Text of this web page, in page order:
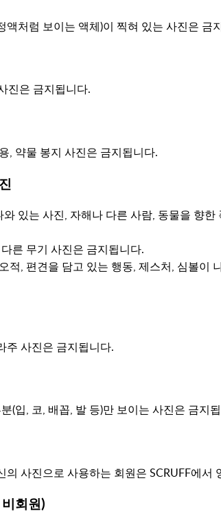
액처럼 보이는 액체)이 찍혀 있는 사진은 금
진은 금지됩니다.
, 약물 봉지 사진은 금지됩니다.
있는 사진, 자해나 다른 사람, 동물을 향한
른 무기 사진은 금지됩니다.
적, 편견을 담고 있는 행동, 제스처, 심볼이
주 사진은 금지됩니다.
(입, 코, 배꼽, 발 등)만 보이는 사진은 금지
의 사진으로 사용하는 회원은 SCRUFF에서
회원)